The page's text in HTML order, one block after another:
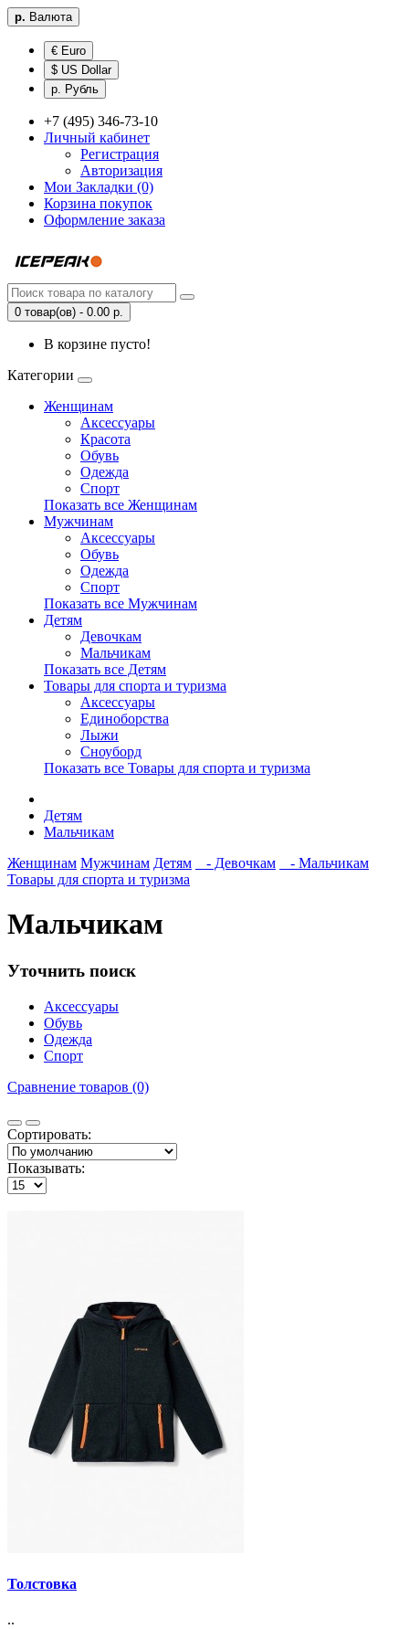
р. Валюта
€ Euro
$ US Dollar
р. Рубль
+7 (495) 346-73-10
Личный кабинет
Регистрация
Авторизация
Мои Закладки (0)
Корзина покупок
Оформление заказа
0 товар(ов) - 0.00 р.
В корзине пусто!
Категории
Женщинам
Аксессуары
Красота
Обувь
Одежда
Спорт
Показать все Женщинам
Мужчинам
Аксессуары
Обувь
Одежда
Спорт
Показать все Мужчинам
Детям
Девочкам
Мальчикам
Показать все Детям
Товары для спорта и туризма
Аксессуары
Единоборства
Лыжи
Сноуборд
Показать все Товары для спорта и туризма
Детям
Мальчикам
Женщинам Мужчинам Детям - Девочкам
- Мальчикам
Товары для спорта и туризма
Мальчикам
Уточнить поиск
Аксессуары
Обувь
Одежда
Спорт
Сравнение товаров (0)
Сортировать:
Показывать:
Толстовка
..